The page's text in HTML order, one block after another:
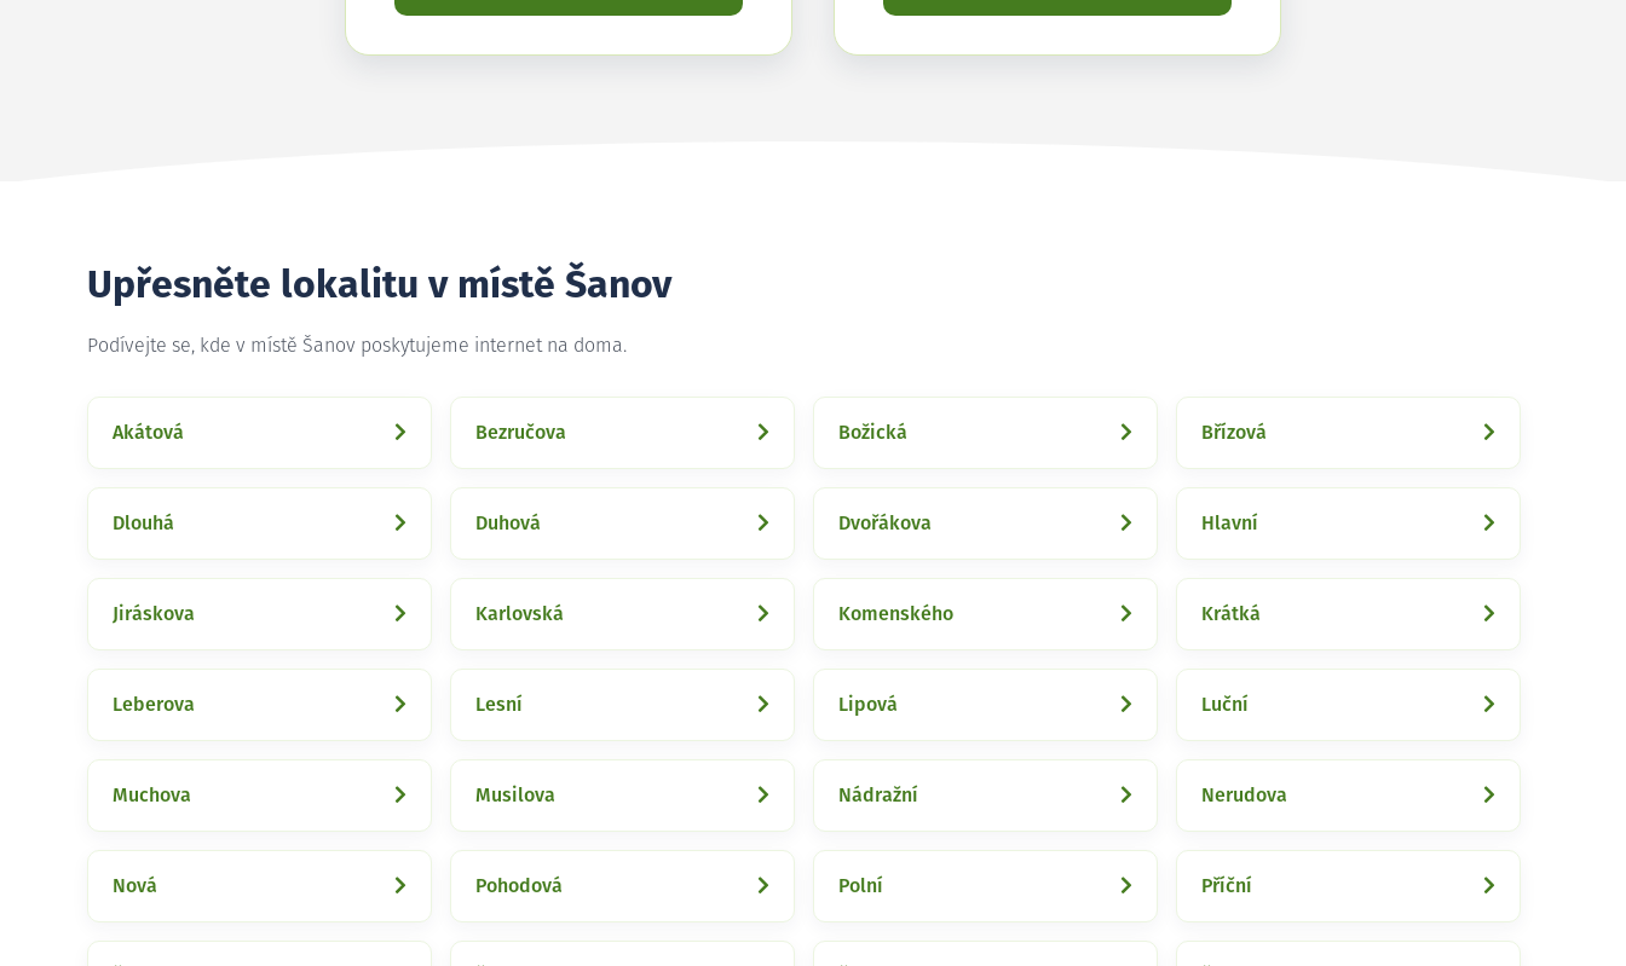
Upřesněte lokalitu v místě Šanov
Podívejte se, kde v místě Šanov poskytujeme internet na doma.
Akátová Bezručova Božická Břízová
Dlouhá Duhová Dvořákova Hlavní
Jiráskova Karlovská Komenského Krátká
Leberova Lesní Lipová Luční
Muchova Musilova Nádražní Nerudova
Nová Pohodová Polní Příční